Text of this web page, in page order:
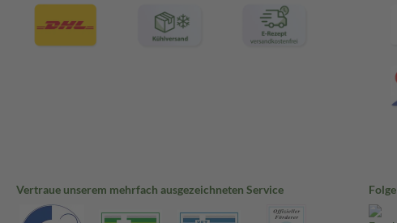
Vertraue unserem mehrfach ausgezeichneten Service